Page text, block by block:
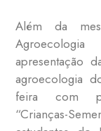
Além da
apresentação
agroecologia
feira com
“Crianças-